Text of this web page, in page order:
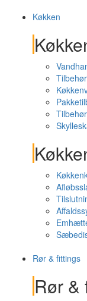
Køkken
Rør & fittings
Rør &